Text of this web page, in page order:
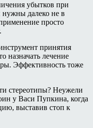
убытков при
далеко не в
просто
принятия
назначать лечение
Эффективность тоже
стереотипы? Неужели
у Васи Пупкина, когда
выставив стоп к